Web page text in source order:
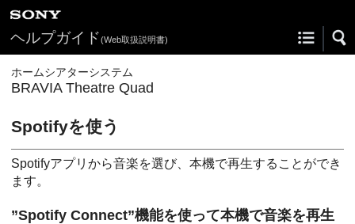
ヘルプガイド(Web取扱説明書)
ホームシアターシステム
BRAVIA Theatre Quad
Spotifyを使う
Spotifyアプリから音楽を選び、本機で再生することができ
ます。
”Spotify Connect”機能を使って本機で音楽を再生